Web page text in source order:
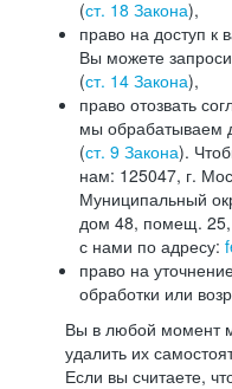
(ст. 18 Закона),
право на доступ
Вы можете
(ст. 14 Закона),
право отозвать
мы обрабатываем
(ст. 9 Закона).
нам: 125047, г.
Муниципальный
дом 48, помещ.
с нами по адресу:
право на
обработки или
Вы в любой момент
удалить их
Если вы считаете,